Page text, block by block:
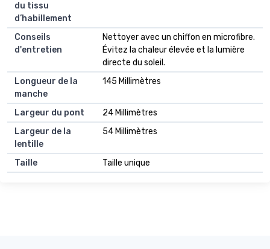
du tissu
d’habillement
Conseils
d'entretien
Nettoyer avec un chiffon en microfibre.
Évitez la chaleur élevée et la lumière
directe du soleil.
Longueur de la
manche
145 Millimètres
Largeur du pont
24 Millimètres
Largeur de la
lentille
54 Millimètres
Taille Taille unique